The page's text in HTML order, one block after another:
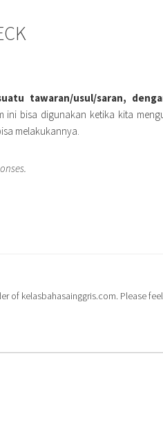
tawaran/usul/saran,
ini bisa digunakan ketika kita
melakukannya.
of kelasbahasainggris.com. Please